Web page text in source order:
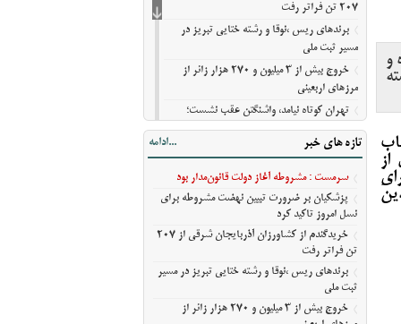
و
207 تن فراتر رفت
برندهای ریس ،‌نوقا و رشته ختایی تبریز در
مسیر ثبت ملی
خروج بیش از ۳ میلیون و ۲۷۰ هزار زائر از
مرزهای اربعینی
تهران کوتاه نیامد، واشنگتن عقب نشست؛
روایت نیویورک‌تایمز از فرسایش گزینه‌های
آمریکا
مراسم عزاداری اربعین حسینی در کربلای
معلی/تصویری
رویکرد دوشنبه های کاری استاندار و مطالبات
گزارش رونمایی از تاریخ اتاق تبریز
حمایت از واحدهای تولیدی در دستور کار قرار
دارد
تازه های خبر ...ادامه
سرمست : مشروطه آغاز دولت قانون‌مدار بود
پزشکیان بر ضرورت تبیین نهضت مشروطه برای
نسل امروز تاکید کرد
خریدگندم از کشاورزان آذربایجان شرقی از 207
تن فراتر رفت
برندهای ریس ،‌نوقا و رشته ختایی تبریز در مسیر
ثبت ملی
خروج بیش از ۳ میلیون و ۲۷۰ هزار زائر از